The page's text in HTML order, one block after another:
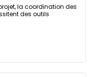
la coordination des
des outils